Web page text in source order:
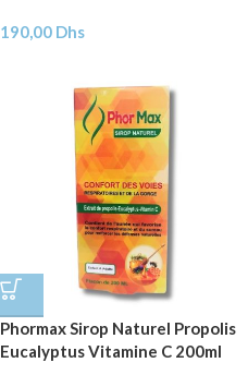
190,00 Dhs
Phormax Sirop Naturel Propolis
Eucalyptus Vitamine C 200ml